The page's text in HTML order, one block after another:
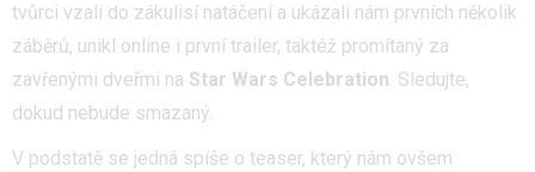
tvůrci vzali do zákulisí natáčení a ukázali nám prvních několik
záběrů, unikl online i první trailer, taktéž promítaný za
zavřenými dveřmi na Star Wars Celebration. Sledujte,
dokud nebude smazaný.
V podstatě se jedná spíše o teaser, který nám ovšem